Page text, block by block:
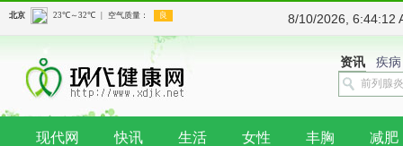
8/10/2026, 6:44:13
资讯 疾病
现代网 快讯 生活 女性 丰胸 减肥